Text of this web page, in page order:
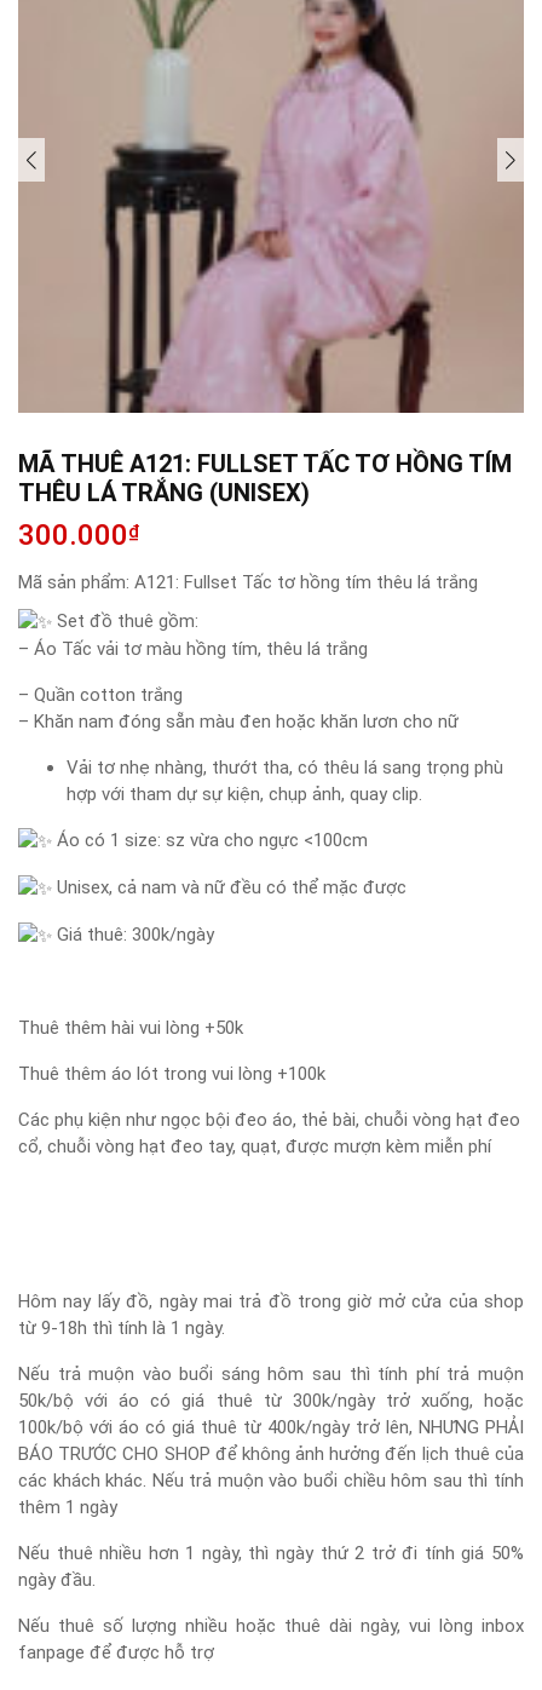
MÃ THUÊ A121: FULLSET TẤC TƠ HỒNG TÍM
THÊU LÁ TRẮNG (UNISEX)
300.000₫
Mã sản phẩm: A121: Fullset Tấc tơ hồng tím thêu lá trắng
Set đồ thuê gồm:
– Áo Tấc vải tơ màu hồng tím, thêu lá trắng
– Quần cotton trắng
– Khăn nam đóng sẵn màu đen hoặc khăn lươn cho nữ
Vải tơ nhẹ nhàng, thướt tha, có thêu lá sang trọng phù
hợp với tham dự sự kiện, chụp ảnh, quay clip.
Áo có 1 size: sz vừa cho ngực <100cm
Unisex, cả nam và nữ đều có thể mặc được
Giá thuê: 300k/ngày
Thuê thêm hài vui lòng +50k
Thuê thêm áo lót trong vui lòng +100k
Các phụ kiện như ngọc bội đeo áo, thẻ bài, chuỗi vòng hạt đeo
cổ, chuỗi vòng hạt đeo tay, quạt, được mượn kèm miễn phí
Hôm nay lấy đồ, ngày mai trả đồ trong giờ mở cửa của shop
từ 9-18h thì tính là 1 ngày.
Nếu trả muộn vào buổi sáng hôm sau thì tính phí trả muộn
50k/bộ với áo có giá thuê từ 300k/ngày trở xuống, hoặc
100k/bộ với áo có giá thuê từ 400k/ngày trở lên, NHƯNG PHẢI
BÁO TRƯỚC CHO SHOP để không ảnh hưởng đến lịch thuê của
các khách khác. Nếu trả muộn vào buổi chiều hôm sau thì tính
thêm 1 ngày
Nếu thuê nhiều hơn 1 ngày, thì ngày thứ 2 trở đi tính giá 50%
ngày đầu.
Nếu thuê số lượng nhiều hoặc thuê dài ngày, vui lòng inbox
fanpage để được hỗ trợ